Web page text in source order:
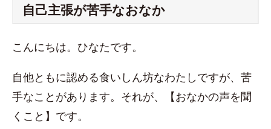
自己主張が苦手なおなか
こんにちは。ひなたです。
自他ともに認める食いしん坊なわたしですが、苦
手なことがあります。それが、【おなかの声を聞
くこと】です。